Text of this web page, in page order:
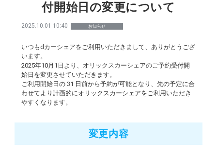
付開始日の変更について
2025.10.01 10:40 お知らせ
いつもdカーシェアをご利用いただきまして、ありがとうござ
います。
2025年10月1日より、オリックスカーシェアのご予約受付開
始日を変更させていただきます。
ご利用開始日の 31 日前から予約が可能となり、先の予定に合
わせてより計画的にオリックスカーシェアをご利用いただき
やすくなります。
変更内容